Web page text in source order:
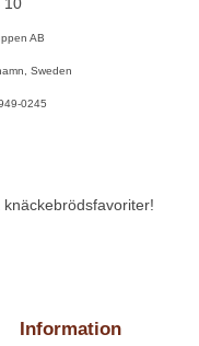
10
AB
Sweden
0245
Information